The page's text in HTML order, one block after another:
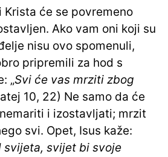
će se povremeno
Ako vam oni koji su
nisu ovo spomenuli,
pripremili za hod s
„Svi će vas mrziti zbog
10, 22) Ne samo da će
i izostavljati; mrzit
svi. Opet, Isus kaže:
svijeta, svijet bi svoje